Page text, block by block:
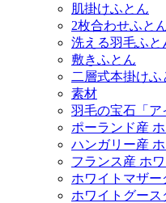
肌掛けふとん
2枚合わせふと
洗える羽毛ふと
敷きふとん
二層式本掛けふ
素材
羽毛の宝石「ア
ポーランド産
ハンガリー産
フランス産 ホ
ホワイトマザー
ホワイトグース